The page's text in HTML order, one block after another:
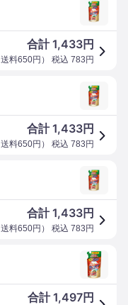
合計1,433円
送料650円 ） 税込 783 円
合計1,433円
送料650円 ） 税込 783 円
合計1,433円
送料650円 ） 税込 783 円
合計1,497円